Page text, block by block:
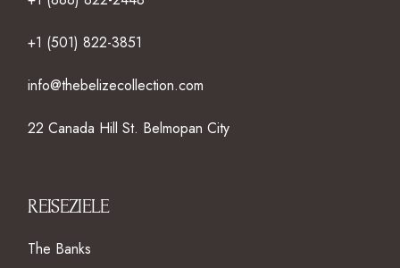
+1 (501) 822-3851
info@thebelizecollection.com
22 Canada Hill St. Belmopan City
REISEZIELE
The Banks